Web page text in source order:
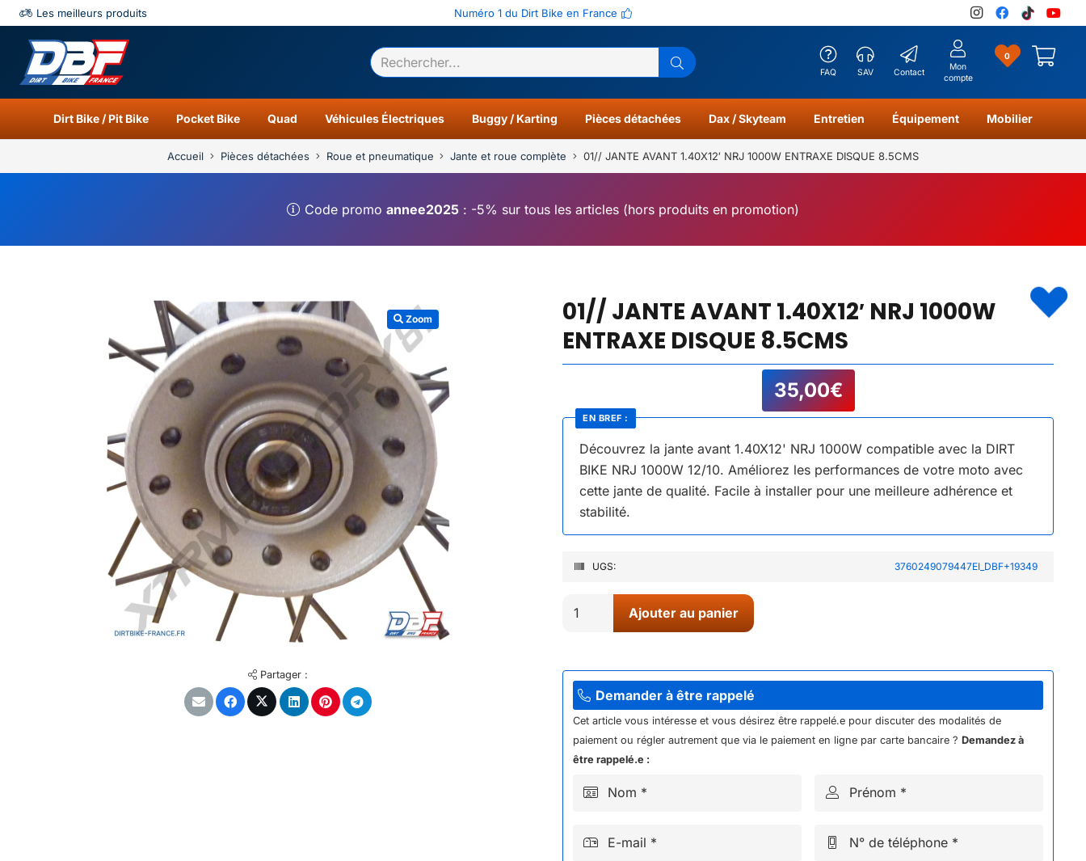
Les meilleurs produits Numéro 1 du Dirt Bike en France
FAQ SAV Contact
Mon
compte
0
Dirt Bike / Pit Bike Pocket Bike Quad Véhicules Électriques Buggy / Karting Pièces détachées Dax / Skyteam Entretien Équipement Mobilier
Accueil Pièces détachées Roue et pneumatique Jante et roue complète 01// JANTE AVANT 1.40X12′ NRJ 1000W ENTRAXE DISQUE 8.5CMS
Code promoannee2025 : -5% sur tous les articles (hors produits en promotion)
Zoom
Partager :
01// JANTE AVANT 1.40X12′ NRJ 1000W
ENTRAXE DISQUE 8.5CMS
35,00€
Découvrez la jante avant 1.40X12' NRJ 1000W compatible avec la DIRT
BIKE NRJ 1000W 12/10. Améliorez les performances de votre moto avec
cette jante de qualité. Facile à installer pour une meilleure adhérence et
stabilité.
EN BREF :
UGS: 3760249079447EI_DBF+19349
JANTE
AVANT
1.40X12'
NRJ
1000W
DISQUE
Ajouter au panier
Demander à être rappelé
Cet article vous intéresse et vous désirez être rappelé.e pour discuter des modalités de
paiement ou régler autrement que via le paiement en ligne par carte bancaire ? Demandez à
être rappelé.e :
Nom * Prénom *
E-mail * N° de téléphone *
Catégories Résultats 0